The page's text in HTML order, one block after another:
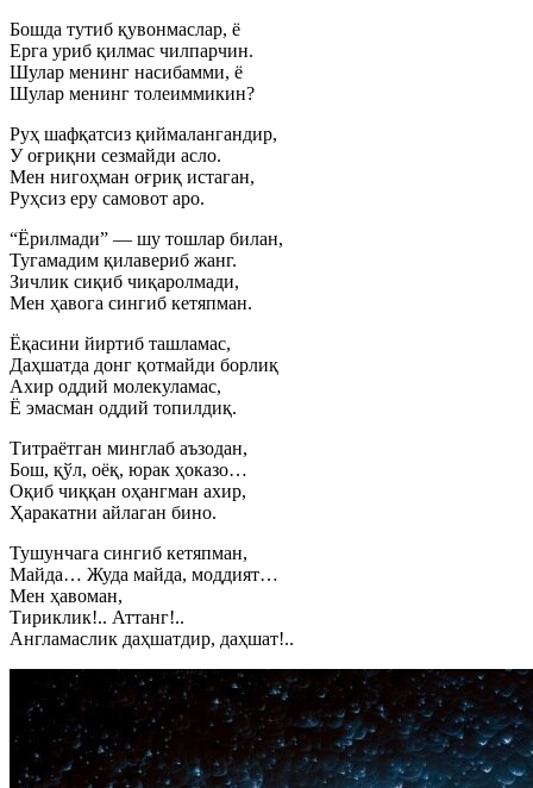
Бошда тутиб қувонмаслар, ё
Ерга уриб қилмас чилпарчин.
Шулар менинг насибамми, ё
Шулар менинг толеиммикин?
Руҳ шафқатсиз қиймалангандир,
У оғриқни сезмайди асло.
Мен нигоҳман оғриқ истаган,
Руҳсиз еру самовот аро.
“Ёрилмади” — шу тошлар билан,
Тугамадим қилавериб жанг.
Зичлик сиқиб чиқаролмади,
Мен ҳавога сингиб кетяпман.
Ёқасини йиртиб ташламас,
Даҳшатда донг қотмайди борлиқ
Ахир оддий молекуламас,
Ё эмасман оддий топилдиқ.
Титраётган минглаб аъзодан,
Бош, қўл, оёқ, юрак ҳоказо…
Оқиб чиққан оҳангман ахир,
Ҳаракатни айлаган бино.
Тушунчага сингиб кетяпман,
Майда… Жуда майда, моддият…
Мен ҳавоман,
Тириклик!.. Аттанг!..
Англамаслик даҳшатдир, даҳшат!..